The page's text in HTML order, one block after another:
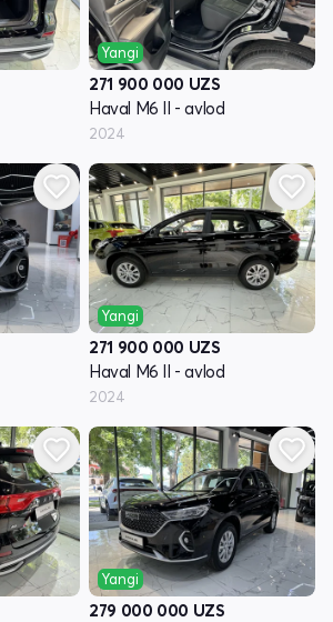
Yangi
271 900 000 UZS
Haval M6 II - avlod
2024
Yangi
271 900 000 UZS
Haval M6 II - avlod
2024
Yangi
279 000 000 UZS